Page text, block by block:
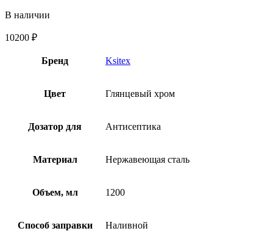
В наличии
10200 ₽
Бренд Ksitex
Цвет Глянцевый хром
Дозатор для Антисептика
Материал Нержавеющая сталь
Объем, мл 1200
Способ заправки Наливной